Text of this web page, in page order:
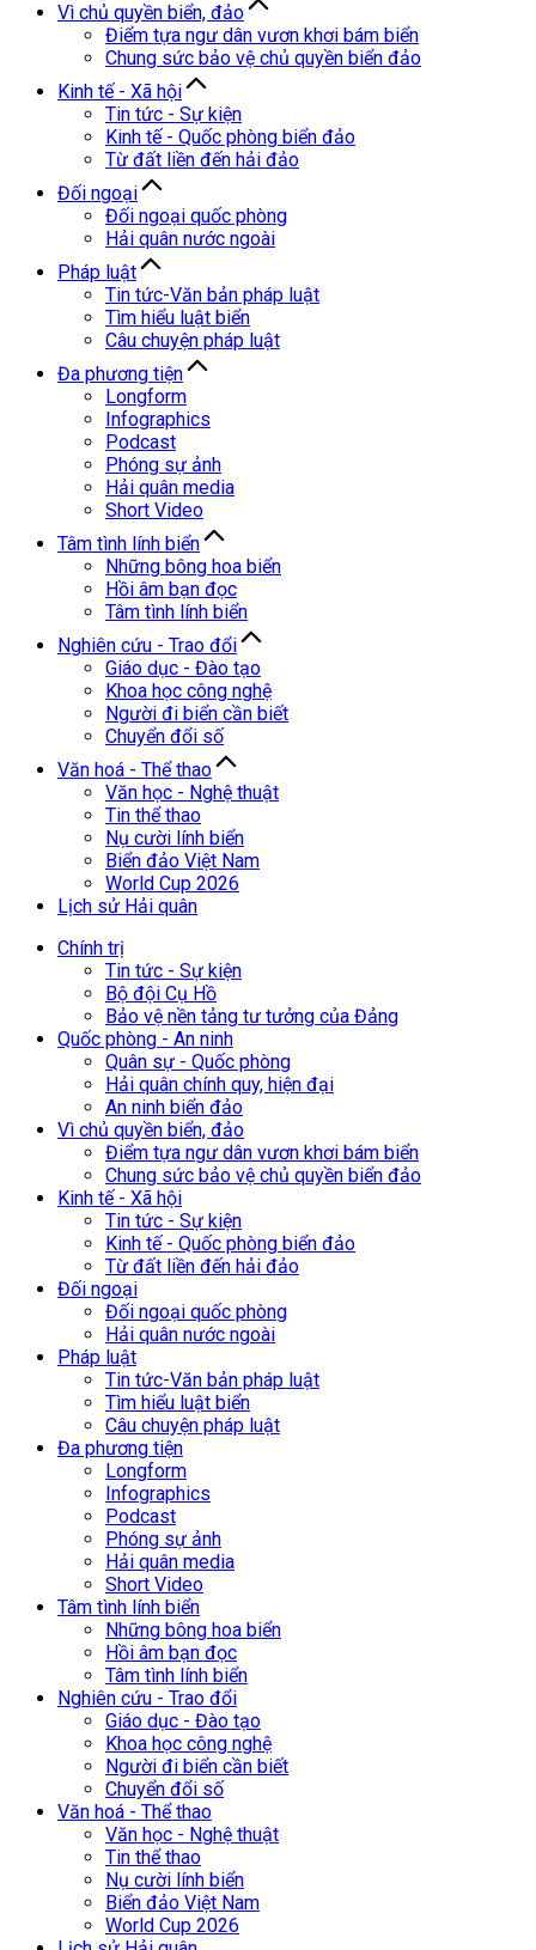
Vì chủ quyền biển, đảo
Điểm tựa ngư dân vươn khơi bám biển
Chung sức bảo vệ chủ quyền biển đảo
Kinh tế - Xã hội
Tin tức - Sự kiện
Kinh tế - Quốc phòng biển đảo
Từ đất liền đến hải đảo
Đối ngoại
Đối ngoại quốc phòng
Hải quân nước ngoài
Pháp luật
Tin tức-Văn bản pháp luật
Tìm hiểu luật biển
Câu chuyện pháp luật
Đa phương tiện
Longform
Infographics
Podcast
Phóng sự ảnh
Hải quân media
Short Video
Tâm tình lính biển
Những bông hoa biển
Hồi âm bạn đọc
Tâm tình lính biển
Nghiên cứu - Trao đổi
Giáo dục - Đào tạo
Khoa học công nghệ
Người đi biển cần biết
Chuyển đổi số
Văn hoá - Thể thao
Văn học - Nghệ thuật
Tin thể thao
Nụ cười lính biển
Biển đảo Việt Nam
World Cup 2026
Lịch sử Hải quân
Chính trị
Tin tức - Sự kiện
Bộ đội Cụ Hồ
Bảo vệ nền tảng tư tưởng của Đảng
Quốc phòng - An ninh
Quân sự - Quốc phòng
Hải quân chính quy, hiện đại
An ninh biển đảo
Vì chủ quyền biển, đảo
Điểm tựa ngư dân vươn khơi bám biển
Chung sức bảo vệ chủ quyền biển đảo
Kinh tế - Xã hội
Tin tức - Sự kiện
Kinh tế - Quốc phòng biển đảo
Từ đất liền đến hải đảo
Đối ngoại
Đối ngoại quốc phòng
Hải quân nước ngoài
Pháp luật
Tin tức-Văn bản pháp luật
Tìm hiểu luật biển
Câu chuyện pháp luật
Đa phương tiện
Longform
Infographics
Podcast
Phóng sự ảnh
Hải quân media
Short Video
Tâm tình lính biển
Những bông hoa biển
Hồi âm bạn đọc
Tâm tình lính biển
Nghiên cứu - Trao đổi
Giáo dục - Đào tạo
Khoa học công nghệ
Người đi biển cần biết
Chuyển đổi số
Văn hoá - Thể thao
Văn học - Nghệ thuật
Tin thể thao
Nụ cười lính biển
Biển đảo Việt Nam
World Cup 2026